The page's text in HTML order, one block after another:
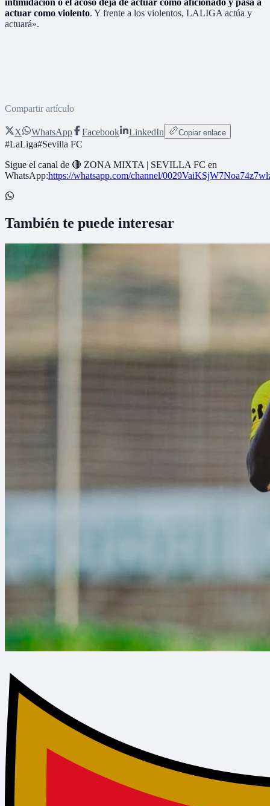
actuar como violento. Y frente a los violentos, LALIGA actúa y
actuará».
Compartir artículo
X WhatsApp Facebook LinkedIn Copiar enlace
#LaLiga#Sevilla FC
Sigue el canal de 🔴 ZONA MIXTA | SEVILLA FC en
WhatsApp:https://whatsapp.com/channel/
También te puede interesar